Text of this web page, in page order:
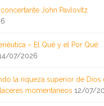
John Pavlovitz
– El Qué y el Por Qué:
07/2026
la riqueza superior de Dios
momentáneos 12/07/